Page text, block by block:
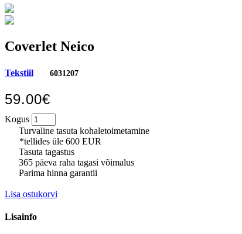
Coverlet Neico
Tekstiil 6031207
59.00€
Kogus
Turvaline tasuta kohaletoimetamine
*tellides üle 600 EUR
Tasuta tagastus
365 päeva raha tagasi võimalus
Parima hinna garantii
Lisa ostukorvi
Lisainfo